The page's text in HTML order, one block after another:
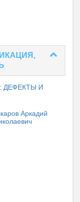
ДЕФЕКТЫ И
Аркадий